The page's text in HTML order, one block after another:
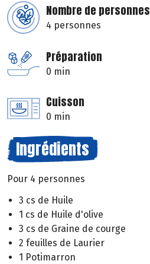
Nombre de personnes
4 personnes
Préparation
0 min
Cuisson
0 min
Ingrédients
Pour 4 personnes
3 cs de Huile
1 cs de Huile d'olive
3 cs de Graine de courge
2 feuilles de Laurier
1 Potimarron